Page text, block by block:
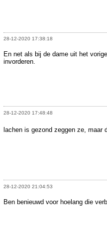
28-12-2020 17:38:18
En net als bij de dame uit het
invorderen.
28-12-2020 17:48:48
lachen is gezond zeggen ze, maar
28-12-2020 21:04:53
Ben benieuwd voor hoelang die